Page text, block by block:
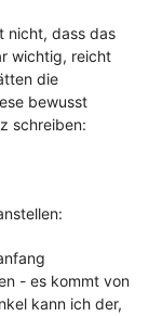
nicht, dass das
wichtig, reicht
die
bewusst
schreiben:
- es kommt von
kann ich der,